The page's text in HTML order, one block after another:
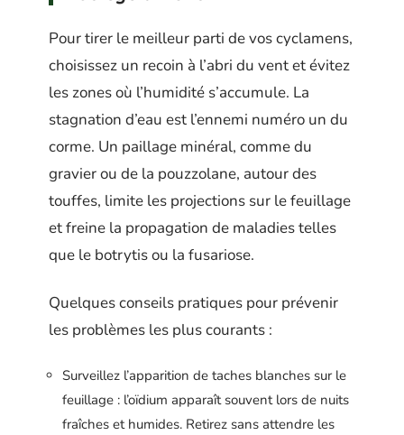
Pour tirer le meilleur parti de vos cyclamens,
choisissez un recoin à l’abri du vent et évitez
les zones où l’humidité s’accumule. La
stagnation d’eau est l’ennemi numéro un du
corme. Un paillage minéral, comme du
gravier ou de la pouzzolane, autour des
touffes, limite les projections sur le feuillage
et freine la propagation de maladies telles
que le botrytis ou la fusariose.
Quelques conseils pratiques pour prévenir
les problèmes les plus courants :
Surveillez l’apparition de taches blanches sur le
feuillage : l’oïdium apparaît souvent lors de nuits
fraîches et humides. Retirez sans attendre les